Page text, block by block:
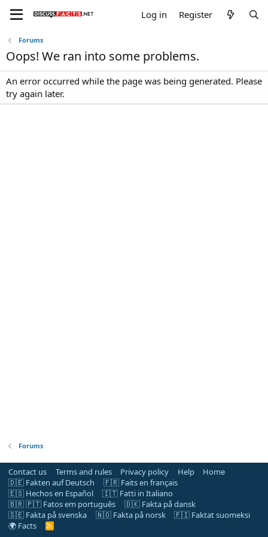
Log in Register
Forums
Oops! We ran into some problems.
An error occurred while the page was being generated. Please
try again later.
Forums
Contact us Terms and rules Privacy policy Help
Home
🇩🇪 Fakten auf Deutsch
🇫🇷 Faits en français
🇪🇸 Hechos en Español
🇮🇹 Fatti in Italiano
🇧🇷 🇵🇹 Fatos em português
🇩🇰 Fakta på dansk
🇸🇪 Fakta på svenska
🇳🇴 Fakta på norsk
🇫🇮 Faktat suomeksi
🌍 Facts
R